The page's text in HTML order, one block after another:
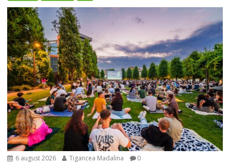
6 august 2026 Tigancea Madalina 0